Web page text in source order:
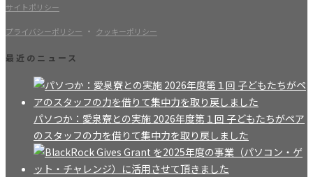
サイトポリシー
プライバシーポリシー ・ クッキーポリシー
最近のニュース
パソつか：愛泉寮との実施 2026年度第１回 子どもたちがペア
のスタッフの力を借りて集中力を取り戻しました